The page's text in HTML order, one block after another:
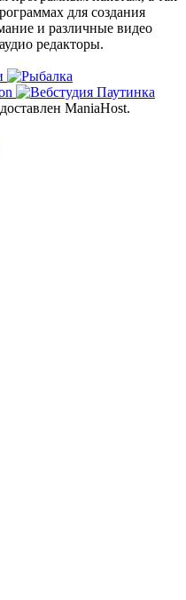
для создания
и различные видео
редакторы.
ManiaHost.